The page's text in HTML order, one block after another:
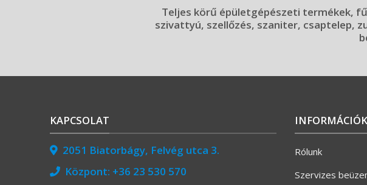
Teljes körű épületgépészeti termékek,
szivattyú, szellőzés, szaniter, csaptelep,
KAPCSOLAT
2051 Biatorbágy, Felvég utca 3.
Központ: +36 23 530 570
INFORMÁCIÓK
Rólunk
Szervizes